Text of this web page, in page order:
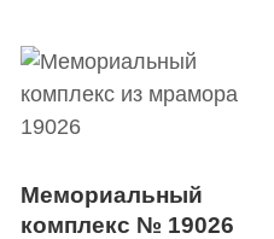
Мемориальный
комплекс № 19026